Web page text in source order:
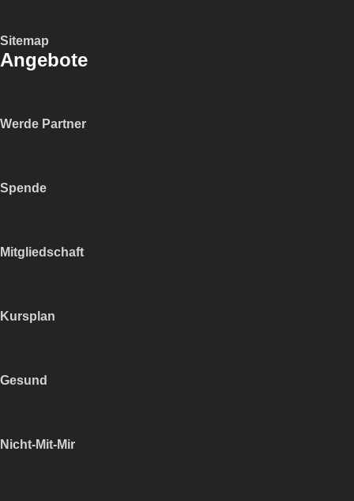
Sitemap
Angebote
Werde Partner
Spende
Mitgliedschaft
Kursplan
Gesund
Nicht-Mit-Mir